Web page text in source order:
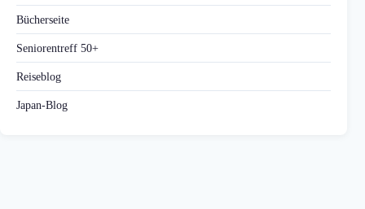
Bücherseite
Seniorentreff 50+
Reiseblog
Japan-Blog